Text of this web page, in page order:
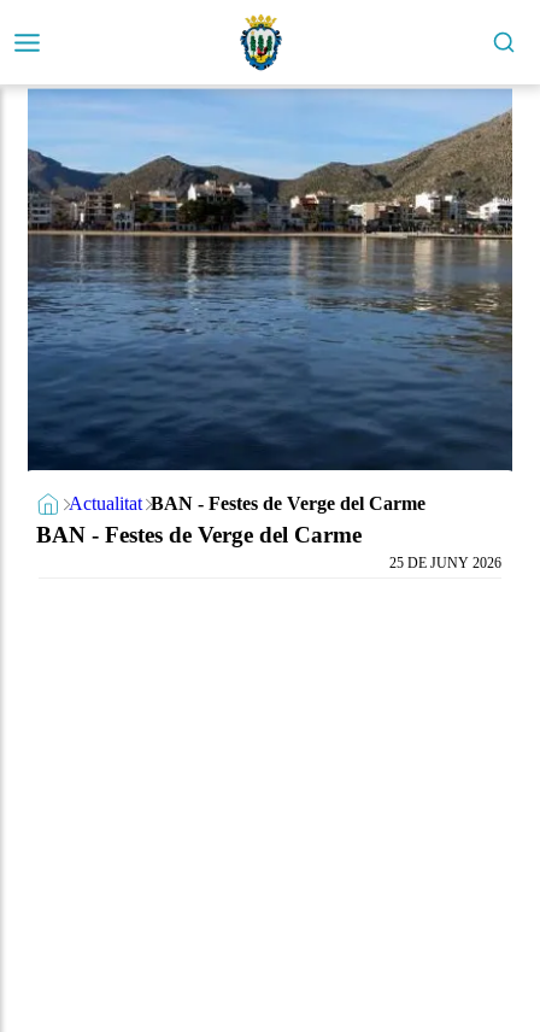
Actualitat BAN - Festes de Verge del Carme
BAN - Festes de Verge del Carme
25 DE JUNY 2026